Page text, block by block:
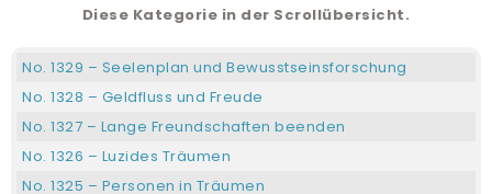
Diese Kategorie in der Scrollübersicht.
No. 1329 – Seelenplan und Bewusstseinsforschung
No. 1328 – Geldfluss und Freude
No. 1327 – Lange Freundschaften beenden
No. 1326 – Luzides Träumen
No. 1325 – Personen in Träumen